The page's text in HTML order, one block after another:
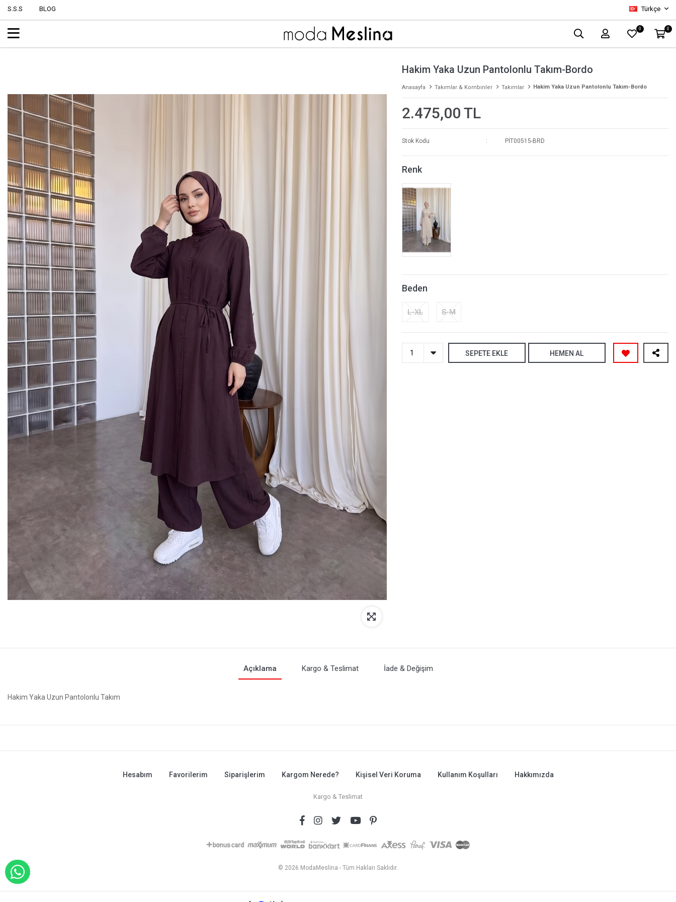
S.S.S BLOG Türkçe
0 0
Hakim Yaka Uzun Pantolonlu Takım-Bordo
Anasayfa Takımlar & Kombinler Takımlar Hakim Yaka Uzun Pantolonlu Takım-Bordo
2.475,00 TL
Stok Kodu PİT00515-BRD
Renk
Beden
L-XL S-M
SEPETE EKLE HEMEN AL
Açıklama Kargo & Teslimat İade & Değişim
Hakim Yaka Uzun Pantolonlu Takım
Hesabım Favorilerim Siparişlerim Kargom Nerede? Kişisel Veri Koruma Kullanım Koşulları Hakkımızda
Kargo & Teslimat
© 2026 ModaMeslina - Tüm Hakları Saklıdır.